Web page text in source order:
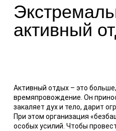
активный
Активный отдых – это
времяпровождение. Он
закаляет дух и тело, дарит
При этом организация
особых усилий. Чтобы